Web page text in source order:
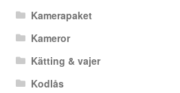
Kamerapaket
Kameror
Kätting & vajer
Kodlås